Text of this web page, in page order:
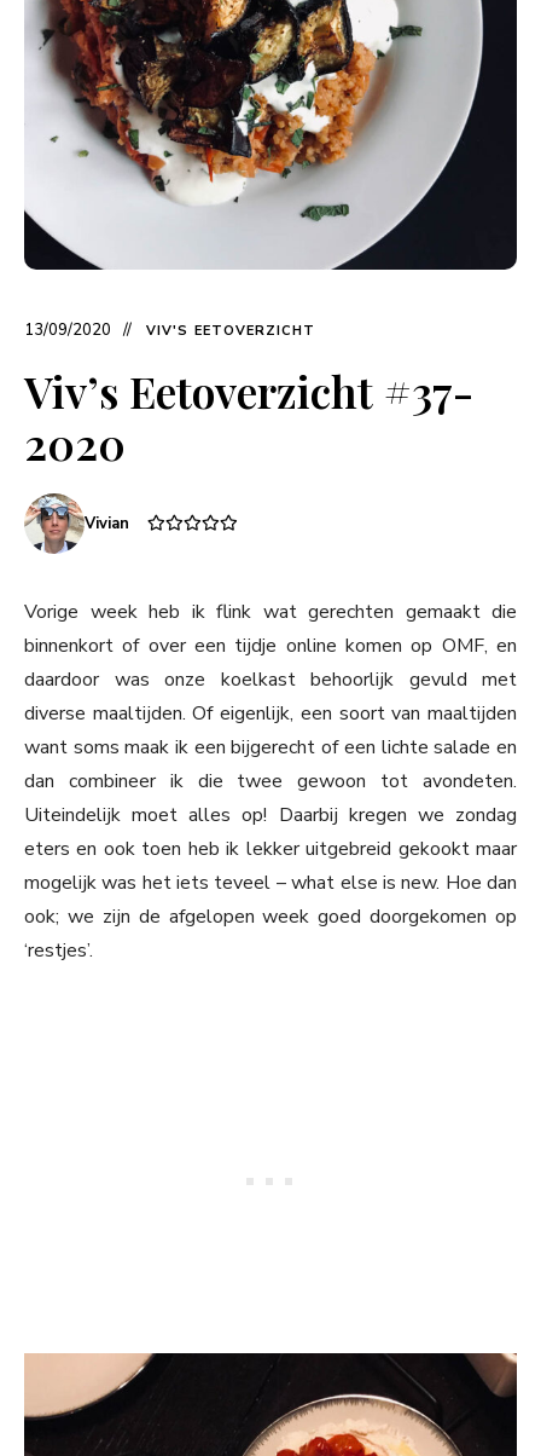
13/09/2020 VIV'S EETOVERZICHT
Viv’s Eetoverzicht #37-
2020
Vivian
Vorige week heb ik flink wat gerechten gemaakt die
binnenkort of over een tijdje online komen op OMF, en
daardoor was onze koelkast behoorlijk gevuld met
diverse maaltijden. Of eigenlijk, een soort van maaltijden
want soms maak ik een bijgerecht of een lichte salade en
dan combineer ik die twee gewoon tot avondeten.
Uiteindelijk moet alles op! Daarbij kregen we zondag
eters en ook toen heb ik lekker uitgebreid gekookt maar
mogelijk was het iets teveel – what else is new. Hoe dan
ook; we zijn de afgelopen week goed doorgekomen op
‘restjes’.